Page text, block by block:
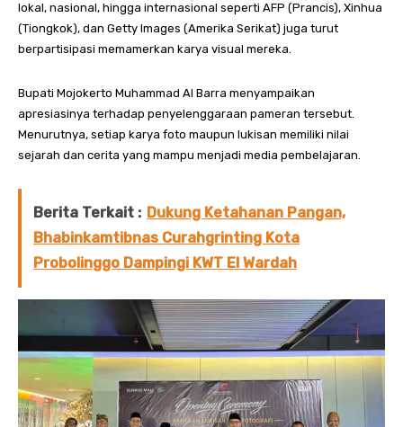
lokal, nasional, hingga internasional seperti AFP (Prancis), Xinhua
(Tiongkok), dan Getty Images (Amerika Serikat) juga turut
berpartisipasi memamerkan karya visual mereka.
Bupati Mojokerto Muhammad Al Barra menyampaikan
apresiasinya terhadap penyelenggaraan pameran tersebut.
Menurutnya, setiap karya foto maupun lukisan memiliki nilai
sejarah dan cerita yang mampu menjadi media pembelajaran.
Berita Terkait : Dukung Ketahanan Pangan,
Bhabinkamtibnas Curahgrinting Kota
Probolinggo Dampingi KWT El Wardah